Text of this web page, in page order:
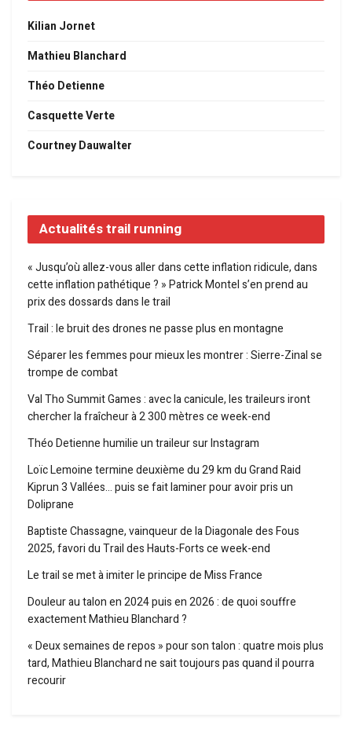
Kilian Jornet
Mathieu Blanchard
Théo Detienne
Casquette Verte
Courtney Dauwalter
Actualités trail running
« Jusqu’où allez-vous aller dans cette inflation ridicule, dans
cette inflation pathétique ? » Patrick Montel s’en prend au
prix des dossards dans le trail
Trail : le bruit des drones ne passe plus en montagne
Séparer les femmes pour mieux les montrer : Sierre-Zinal se
trompe de combat
Val Tho Summit Games : avec la canicule, les traileurs iront
chercher la fraîcheur à 2 300 mètres ce week-end
Théo Detienne humilie un traileur sur Instagram
Loïc Lemoine termine deuxième du 29 km du Grand Raid
Kiprun 3 Vallées… puis se fait laminer pour avoir pris un
Doliprane
Baptiste Chassagne, vainqueur de la Diagonale des Fous
2025, favori du Trail des Hauts-Forts ce week-end
Le trail se met à imiter le principe de Miss France
Douleur au talon en 2024 puis en 2026 : de quoi souffre
exactement Mathieu Blanchard ?
« Deux semaines de repos » pour son talon : quatre mois plus
tard, Mathieu Blanchard ne sait toujours pas quand il pourra
recourir